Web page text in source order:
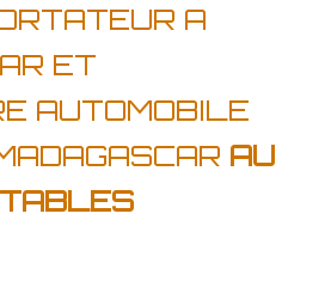
A
ET
AUTOMOBILE
AU